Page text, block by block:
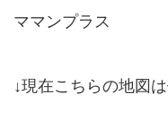
ママンプラス
↓現在こちらの地図は